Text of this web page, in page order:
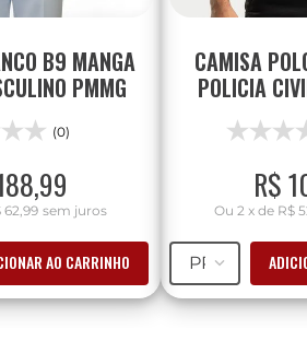
B9 MANGA
PMMG
(0)
,99
62,99 sem juros
AO CARRINHO
CAMISA
POLICIA
R$
Ou 2 xde R$
PP